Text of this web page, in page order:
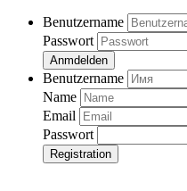
Benutzername
Passwort
Anmdelden
Benutzername
Name
Email
Passwort
Registration